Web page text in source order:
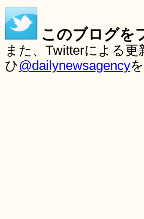
このブログを
また、Twitterによる
ひ@dailynewsagency